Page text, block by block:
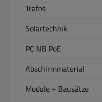
Trafos
Solartechnik
PC NB PoE
Abschirmmaterial
Module + Bausätze